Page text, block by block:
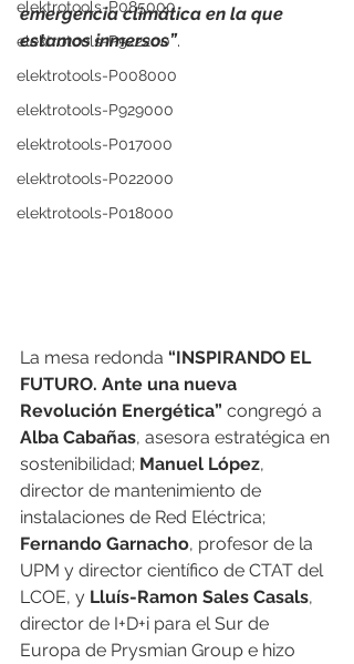
elektrotools-P085000
elektrotools-P522200
elektrotools-P008000
elektrotools-P929000
elektrotools-P017000
elektrotools-P022000
elektrotools-P018000
emergencia climática en la que
estamos inmersos”.
La mesa redonda “INSPIRANDO EL
FUTURO. Ante una nueva
Revolución Energética” congregó a
Alba Cabañas, asesora estratégica en
sostenibilidad; Manuel López,
director de mantenimiento de
instalaciones de Red Eléctrica;
Fernando Garnacho, profesor de la
UPM y director científico de CTAT del
LCOE, y Lluís-Ramon Sales Casals,
director de I+D+i para el Sur de
Europa de Prysmian Group e hizo